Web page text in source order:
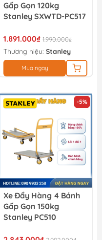
Gấp Gọn 120kg
Stanley SXWTD-PC517
1.891.000₫ 1.990.000₫
Thương hiệu: Stanley
Mua ngay
-5%
Xe Đẩy Hàng 4 Bánh
Gấp Gọn 150kg
Stanley PC510